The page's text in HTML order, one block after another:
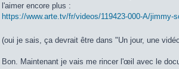
l'aimer encore plus :
https://www.arte.tv/fr/videos/119423-000-A/jimmy-
(oui je sais, ça devrait être dans "Un jour, une
Bon. Maintenant je vais me rincer l'œil avec le